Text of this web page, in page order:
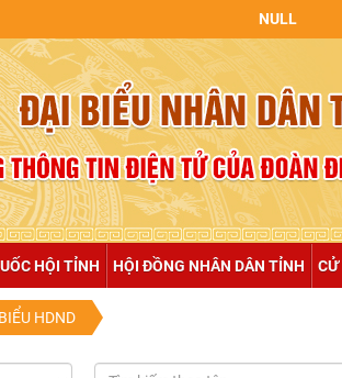
HỘI TỈNH HỘI ĐỒNG NHÂN DÂN TỈNH CỬ
HDND